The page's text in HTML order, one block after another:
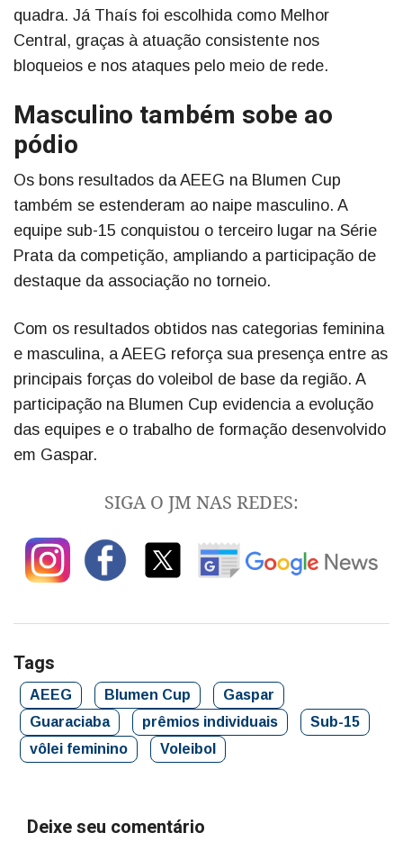
quadra. Já Thaís foi escolhida como Melhor
Central, graças à atuação consistente nos
bloqueios e nos ataques pelo meio de rede.
Masculino também sobe ao
pódio
Os bons resultados da AEEG na Blumen Cup
também se estenderam ao naipe masculino. A
equipe sub-15 conquistou o terceiro lugar na Série
Prata da competição, ampliando a participação de
destaque da associação no torneio.
Com os resultados obtidos nas categorias feminina
e masculina, a AEEG reforça sua presença entre as
principais forças do voleibol de base da região. A
participação na Blumen Cup evidencia a evolução
das equipes e o trabalho de formação desenvolvido
em Gaspar.
SIGA O JM NAS REDES:
Tags
AEEG Blumen Cup
Gaspar
Guaraciaba
prêmios individuais
Sub-15
vôlei feminino
Voleibol
Deixe seu comentário